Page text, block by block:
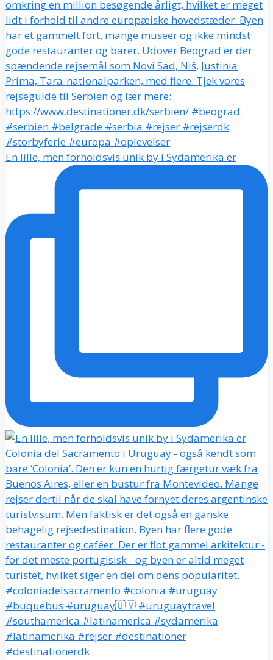
En lille, men forholdsvis unik by i Sydamerika er